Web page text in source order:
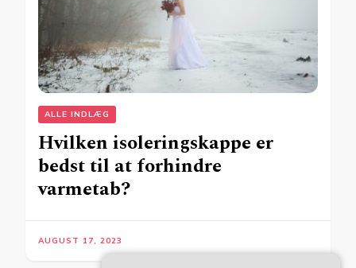
ALLE INDLÆG
Hvilken isoleringskappe er
bedst til at forhindre
varmetab?
AUGUST 17, 2023